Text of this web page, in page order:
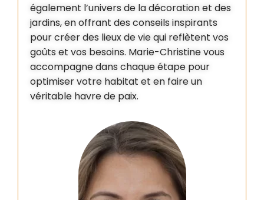
également l’univers de la décoration et des
jardins, en offrant des conseils inspirants
pour créer des lieux de vie qui reflètent vos
goûts et vos besoins. Marie-Christine vous
accompagne dans chaque étape pour
optimiser votre habitat et en faire un
véritable havre de paix.